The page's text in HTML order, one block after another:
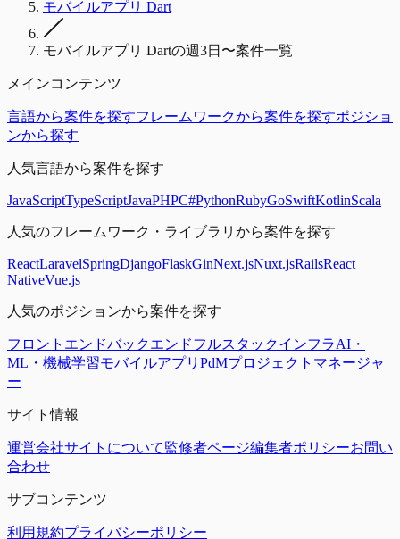
モバイルアプリ Dart
モバイルアプリ Dartの週3日〜案件一覧
メインコンテンツ
言語から案件を探すフレームワークから案件を探すポジショ
ンから探す
人気言語から案件を探す
JavaScriptTypeScriptJavaPHPC#PythonRubyGoSwiftKotlinScala
人気のフレームワーク・ライブラリから案件を探す
ReactLaravelSpringDjangoFlaskGinNext.jsNuxt.jsRailsReact
NativeVue.js
人気のポジションから案件を探す
フロントエンドバックエンドフルスタックインフラAI・
ML・機械学習モバイルアプリ PdMプロジェクトマネージャ
ー
サイト情報
運営会社サイトについて監修者ページ編集者ポリシーお問い
合わせ
サブコンテンツ
利用規約プライバシーポリシー